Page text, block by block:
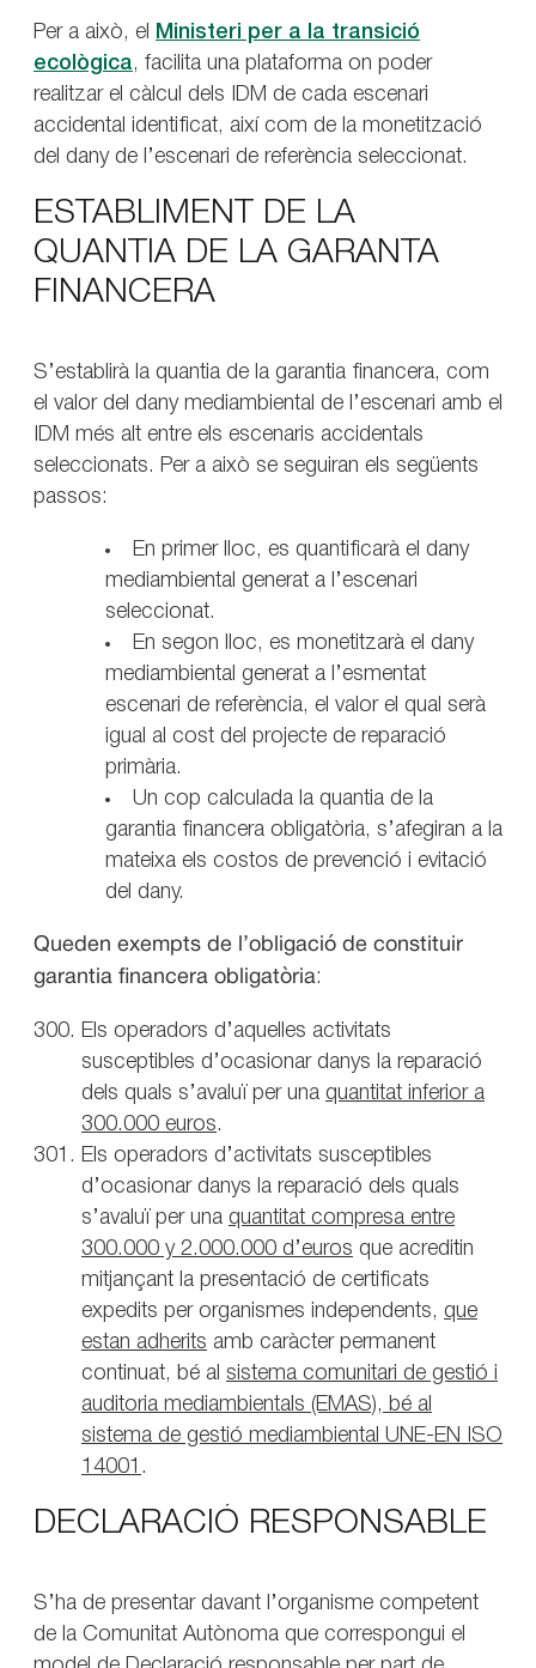
Per a això, el
Ministeri per a la transició
ecològica, facilita una plataforma on poder
realitzar el càlcul dels IDM de cada escenari
accidental identificat, així com de la monetització
del dany de l’escenari de referència seleccionat.
ESTABLIMENT DE LA
QUANTIA DE LA GARANTA
FINANCERA
S’establirà la quantia de la garantia financera, com
el valor del dany mediambiental de l’escenari amb el
IDM més alt entre els escenaris accidentals
seleccionats. Per a això se seguiran els següents
passos:
En primer lloc, es quantificarà el dany
mediambiental generat a l’escenari
seleccionat.
En segon lloc, es monetitzarà el dany
mediambiental generat a l’esmentat
escenari de referència, el valor el qual serà
igual al cost del projecte de reparació
primària.
Un cop calculada la quantia de la
garantia financera obligatòria, s’afegiran a la
mateixa els costos de prevenció i evitació
del dany.
Queden exempts de l’obligació de constituir
garantia financera obligatòria:
Els operadors d’aquelles activitats
susceptibles d’ocasionar danys la reparació
dels quals s’avaluï per una quantitat inferior a
300.000 euros.
Els operadors d’activitats susceptibles
d’ocasionar danys la reparació dels quals
s’avaluï per una quantitat compresa entre
300.000 y 2.000.000 d’euros que acreditin
mitjançant la presentació de certificats
expedits per organismes independents, que
estan adherits amb caràcter permanent
continuat, bé al sistema comunitari de gestió i
auditoria mediambientals (EMAS), bé al
sistema de gestió mediambiental UNE-EN ISO
14001 .
DECLARACIÓ RESPONSABLE
S’ha de presentar davant l’organisme competent
de la Comunitat Autònoma que correspongui el